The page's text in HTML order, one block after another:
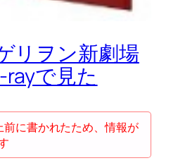
リヲン新劇場
で見た
に書かれたため、情報が